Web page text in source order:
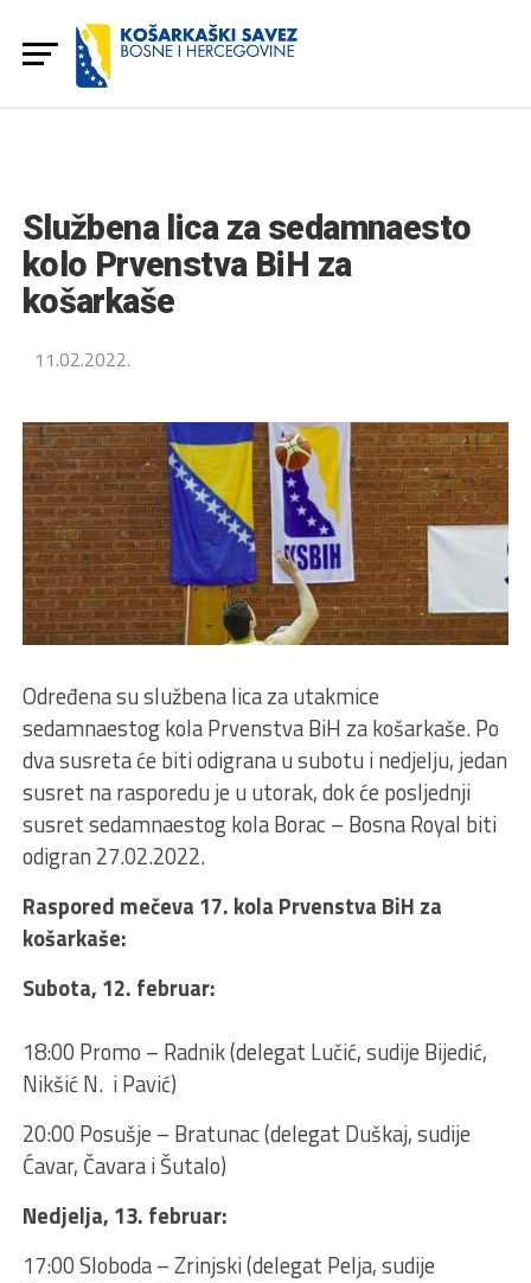
Službena lica za sedamnaesto
kolo Prvenstva BiH za
košarkaše
11.02.2022.
Određena su službena lica za utakmice
sedamnaestog kola Prvenstva BiH za košarkaše. Po
dva susreta će biti odigrana u subotu i nedjelju, jedan
susret na rasporedu je u utorak, dok će posljednji
susret sedamnaestog kola Borac – Bosna Royal biti
odigran 27.02.2022.
Raspored mečeva 17. kola Prvenstva BiH za
košarkaše:
Subota, 12. februar:
18:00 Promo – Radnik (delegat Lučić, sudije Bijedić,
Nikšić N. i Pavić)
20:00 Posušje – Bratunac (delegat Duškaj, sudije
Ćavar, Čavara i Šutalo)
Nedjelja, 13. februar:
17:00 Sloboda – Zrinjski (delegat Pelja, sudije